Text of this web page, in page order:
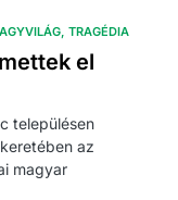
TRAGÉDIA
el
településen
az
magyar